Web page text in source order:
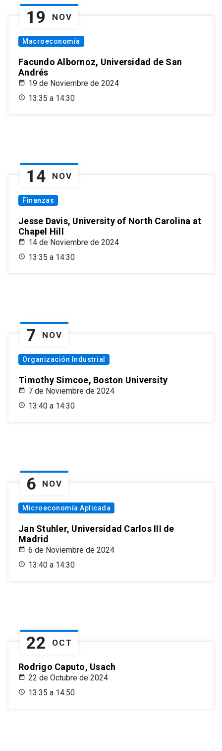
19 NOV
Macroeconomía
Facundo Albornoz, Universidad de San
Andrés
19 de Noviembre de 2024
13:35 a 14:30
14 NOV
Finanzas
Jesse Davis, University of North Carolina at
Chapel Hill
14 de Noviembre de 2024
13:35 a 14:30
7 NOV
Organización Industrial
Timothy Simcoe, Boston University
7 de Noviembre de 2024
13:40 a 14:30
6 NOV
Microeconomía Aplicada
Jan Stuhler, Universidad Carlos III de
Madrid
6 de Noviembre de 2024
13:40 a 14:30
22 OCT
Rodrigo Caputo, Usach
22 de Octubre de 2024
13:35 a 14:50